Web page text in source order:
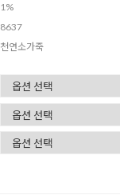
1%
8637
천연소가죽